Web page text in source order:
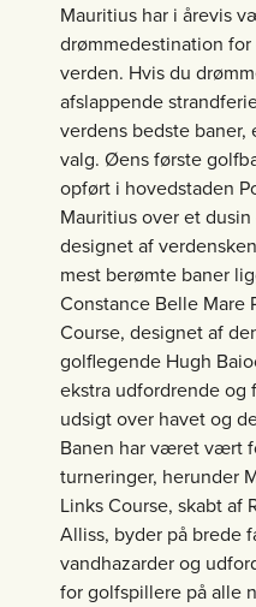
Mauritius har i årevis
drømmedestination
verden. Hvis du
afslappende
verdens bedste
valg. Øens første
opført i hovedstaden
Mauritius over et
designet af
mest berømte baner
Constance Belle Mare
Course, designet af
golflegende Hugh
ekstra udfordrende
udsigt over havet og
Banen har været vært
turneringer, herunder
Links Course, skabt af
Alliss, byder på brede
vandhazarder og
for golfspillere på alle